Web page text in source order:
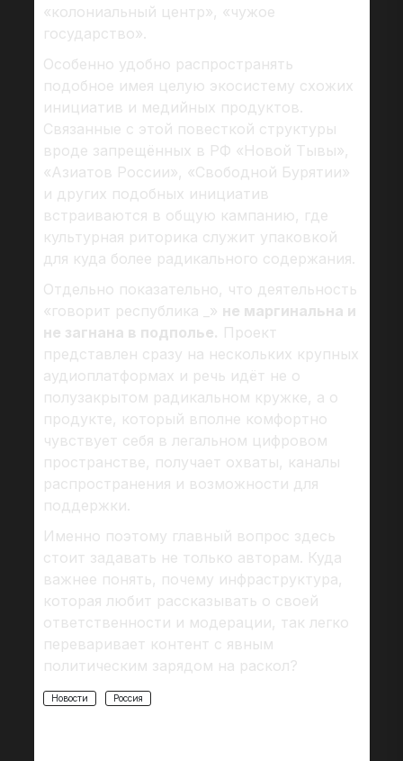
«колониальный центр», «чужое
государство».
Особенно удобно распространять
подобное имея целую экосистему схожих
инициатив и медийных продуктов.
Связанные с этой повесткой структуры
вроде запрещённых в РФ «Новой Тывы»,
«Азиатов России», «Свободной Бурятии»
и других подобных инициатив
встраиваются в общую кампанию, где
культурная риторика служит упаковкой
для куда более радикального содержания.
Отдельно показательно, что деятельность
«говорит республика _» не маргинальна и
не загнана в подполье. Проект
представлен сразу на нескольких крупных
аудиоплатформах и речь идёт не о
полузакрытом радикальном кружке, а о
продукте, который вполне комфортно
чувствует себя в легальном цифровом
пространстве, получает охваты, каналы
распространения и возможности для
поддержки.
Именно поэтому главный вопрос здесь
стоит задавать не только авторам. Куда
важнее понять, почему инфраструктура,
которая любит рассказывать о своей
ответственности и модерации, так легко
переваривает контент с явным
политическим зарядом на раскол?
Новости Россия